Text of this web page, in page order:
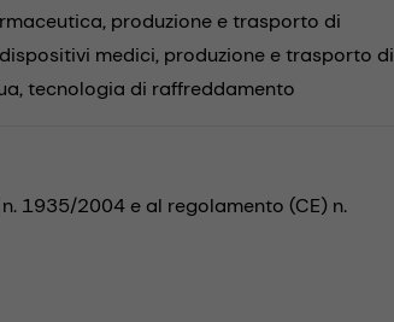
produzione e trasporto di
dispositivi medici, produzione e trasporto di
tecnologia di raffreddamento
1935/2004 e al regolamento (CE) n.